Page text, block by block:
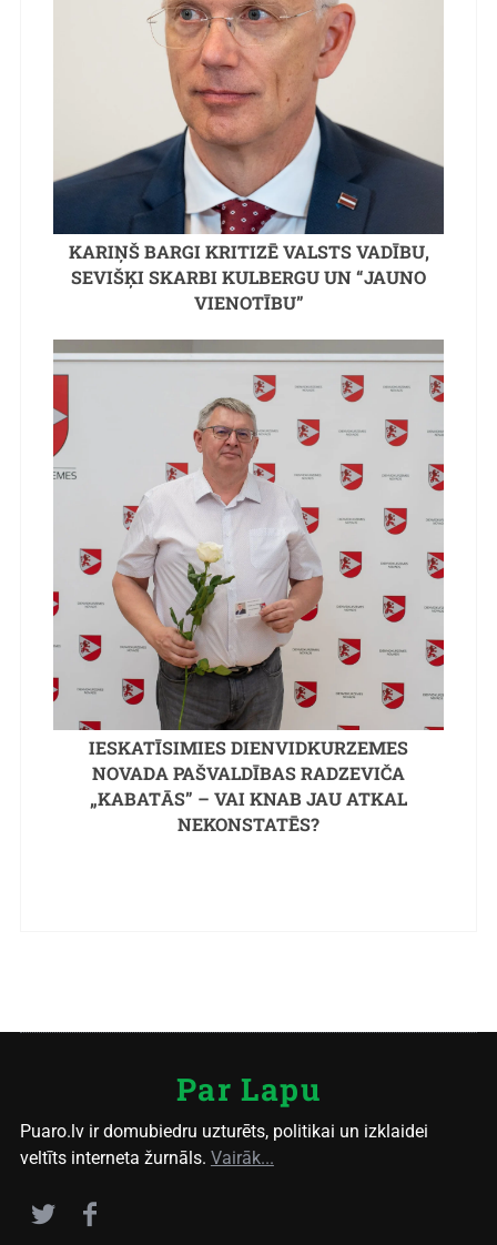
KARIŅŠ BARGI KRITIZĒ VALSTS VADĪBU,
SEVIŠĶI SKARBI KULBERGU UN “JAUNO
VIENOTĪBU”
IESKATĪSIMIES DIENVIDKURZEMES
NOVADA PAŠVALDĪBAS RADZEVIČA
„KABATĀS” – VAI KNAB JAU ATKAL
NEKONSTATĒS?
Par Lapu
Puaro.lv ir domubiedru uzturēts, politikai un izklaidei
veltīts interneta žurnāls. Vairāk...